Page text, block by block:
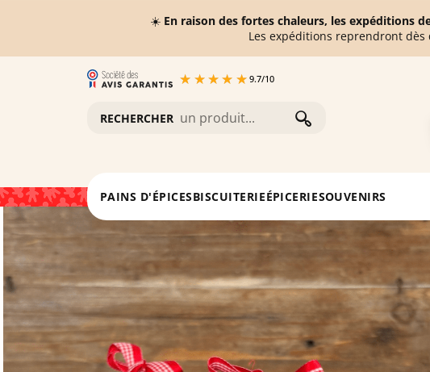
☀️ En raison des fortes chaleurs, les expéditions
Les expéditions reprendront
RECHERCHER
PAINS D'ÉPICESBISCUITERIEÉPICERIESOUVENIRS